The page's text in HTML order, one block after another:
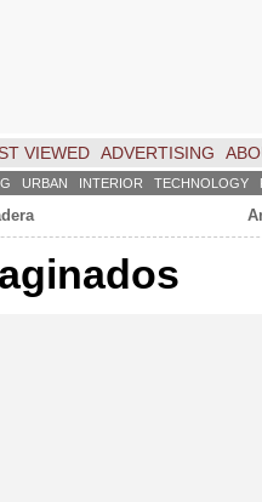
VIEWED ADVERTISING
URBAN INTERIOR TECHNOLOGY